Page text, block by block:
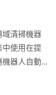
域清掃機器
中使用在提
機器人自動